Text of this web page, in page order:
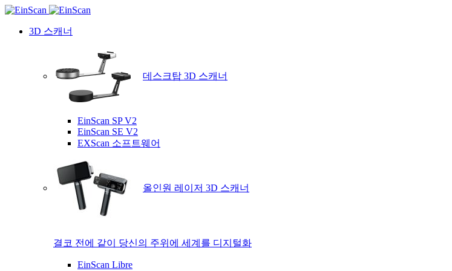
3D 스캐너
데스크탑 3D 스캐너
EinScan SP V2
EinScan SE V2
EXScan 소프트웨어
올인원 레이저 3D 스캐너
결코 전에 같이 당신의 주위에 세계를 디지털화
EinScan Libre